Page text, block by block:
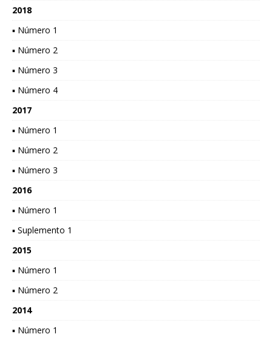
2018
▪ Número 1
▪ Número 2
▪ Número 3
▪ Número 4
2017
▪ Número 1
▪ Número 2
▪ Número 3
2016
▪ Número 1
▪ Suplemento 1
2015
▪ Número 1
▪ Número 2
2014
▪ Número 1